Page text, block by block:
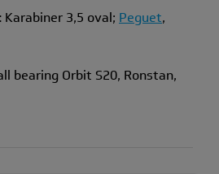
Karabiner 3,5 oval; Peguet,
bearing Orbit S20, Ronstan,